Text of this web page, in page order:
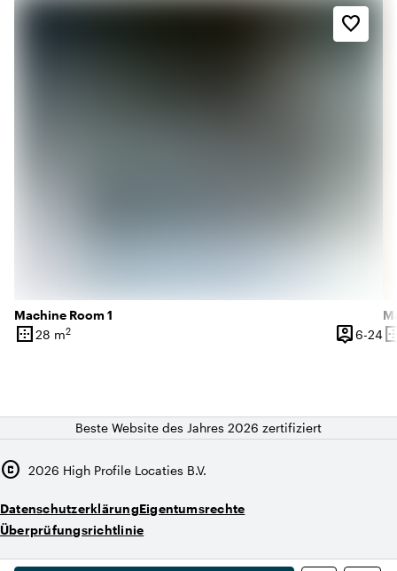
Machine Room 1
border_outer
Oberfläche
28 m2 person_pin
Kapazität
6-246
favorite_border
Beste Website des Jahres 2026 zertifiziert
copyright 2026 High Profile Locaties B.V.
DatenschutzerklärungEigentumsrechte
Überprüfungsrichtlinie